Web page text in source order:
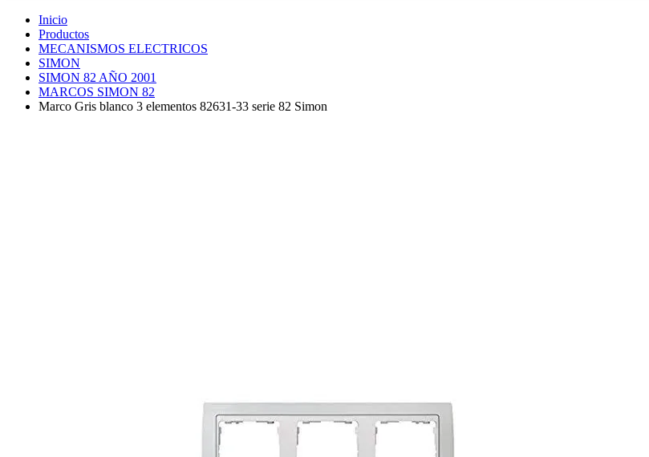
Inicio
Productos
MECANISMOS ELECTRICOS
SIMON
SIMON 82 AÑO 2001
MARCOS SIMON 82
Marco Gris blanco 3 elementos 82631-33 serie 82 Simon